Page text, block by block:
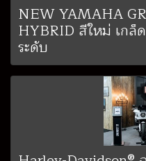
NEW YAMAHA
HYBRID สีใหม่ เกล็
ระดับ